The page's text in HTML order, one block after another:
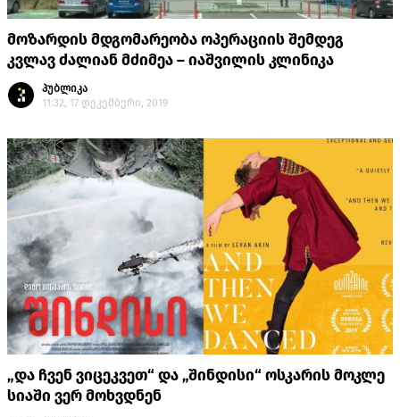
მოზარდის მდგომარეობა ოპერაციის შემდეგ
კვლავ ძალიან მძიმეა – იაშვილის კლინიკა
პუბლიკა
11:32, 17 დეკემბერი, 2019
„და ჩვენ ვიცეკვეთ“ და „შინდისი“ ოსკარის მოკლე
სიაში ვერ მოხვდნენ